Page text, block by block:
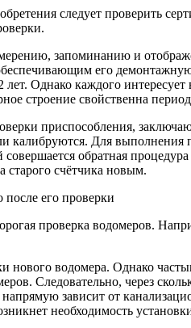
следует проверить
запоминанию и
его
Однако каждого
строение свойственна
приспособления,
калибруются. Для
обратная
счётчика новым.
его проверки
проверка водомеров.
нового водомера. Однако
Следовательно, через
зависит от
необходимость